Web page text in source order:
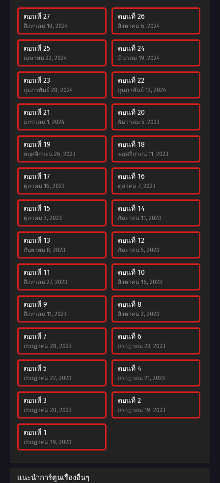
ตอนที่ 27
สิงหาคม 19, 2024
ตอนที่ 26
สิงหาคม 6, 2024
ตอนที่ 25
เมษายน 22, 2024
ตอนที่ 24
มีนาคม 19, 2024
ตอนที่ 23
กุมภาพันธ์ 28, 2024
ตอนที่ 22
กุมภาพันธ์ 13, 2024
ตอนที่ 21
มกราคม 1, 2024
ตอนที่ 20
ธันวาคม 5, 2023
ตอนที่ 19
พฤศจิกายน 26, 2023
ตอนที่ 18
พฤศจิกายน 11, 2023
ตอนที่ 17
ตุลาคม 16, 2023
ตอนที่ 16
ตุลาคม 7, 2023
ตอนที่ 15
ตุลาคม 3, 2023
ตอนที่ 14
กันยายน 11, 2023
ตอนที่ 13
กันยายน 8, 2023
ตอนที่ 12
กันยายน 5, 2023
ตอนที่ 11
สิงหาคม 27, 2023
ตอนที่ 10
สิงหาคม 16, 2023
ตอนที่ 9
สิงหาคม 11, 2023
ตอนที่ 8
สิงหาคม 2, 2023
ตอนที่ 7
กรกฎาคม 28, 2023
ตอนที่ 6
กรกฎาคม 23, 2023
ตอนที่ 5
กรกฎาคม 22, 2023
ตอนที่ 4
กรกฎาคม 21, 2023
ตอนที่ 3
กรกฎาคม 20, 2023
ตอนที่ 2
กรกฎาคม 19, 2023
ตอนที่ 1
กรกฎาคม 19, 2023
แนะนำการ์ตูนเรื่องอื่นๆ